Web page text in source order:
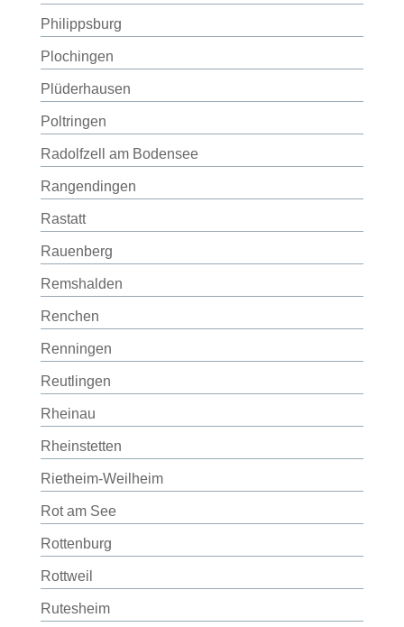
Philippsburg
Plochingen
Plüderhausen
Poltringen
Radolfzell am Bodensee
Rangendingen
Rastatt
Rauenberg
Remshalden
Renchen
Renningen
Reutlingen
Rheinau
Rheinstetten
Rietheim-Weilheim
Rot am See
Rottenburg
Rottweil
Rutesheim